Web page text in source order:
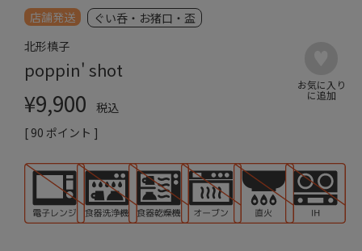
店舗発送
ぐい呑・お猪口・盃
北形槙子
poppin' shot
¥9,900
税込
[ 90 ポイント ]